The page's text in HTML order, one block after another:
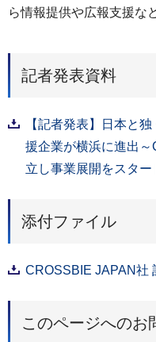
ら情報提供や広報支援な
記者発表資料
【記者発表】日本と
援企業が横浜に進出
立し事業展開をスター
添付ファイル
CROSSBIE JAPAN社
このページへのお